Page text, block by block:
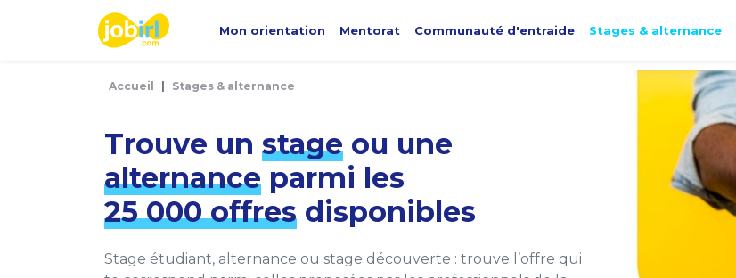
Mon orientation Mentorat Communauté d'entraide Stages & alternance
Accueil Stages & alternance
Trouve un stage ou une
alternance parmi les
25 000 offres disponibles
Stage étudiant, alternance ou stage découverte : trouve l’offre qui
Panneau de gestion des cookies